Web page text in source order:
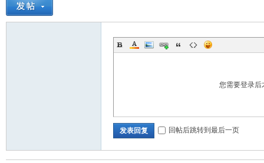
您需要登录
发表回复 回帖后跳转到最后一页